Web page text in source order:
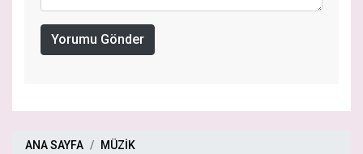
Yorumu Gönder
ANA SAYFA
MÜZİK